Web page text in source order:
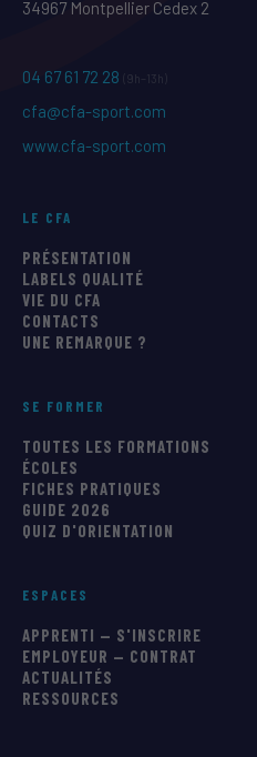
34967 Montpellier Cedex 2
04 67 61 72 28 (9h–13h)
cfa@cfa-sport.com
www.cfa-sport.com
LE CFA
PRÉSENTATION
LABELS QUALITÉ
VIE DU CFA
CONTACTS
UNE REMARQUE ?
SE FORMER
TOUTES LES FORMATIONS
ÉCOLES
FICHES PRATIQUES
GUIDE 2026
QUIZ D'ORIENTATION
ESPACES
APPRENTI — S'INSCRIRE
EMPLOYEUR — CONTRAT
ACTUALITÉS
RESSOURCES